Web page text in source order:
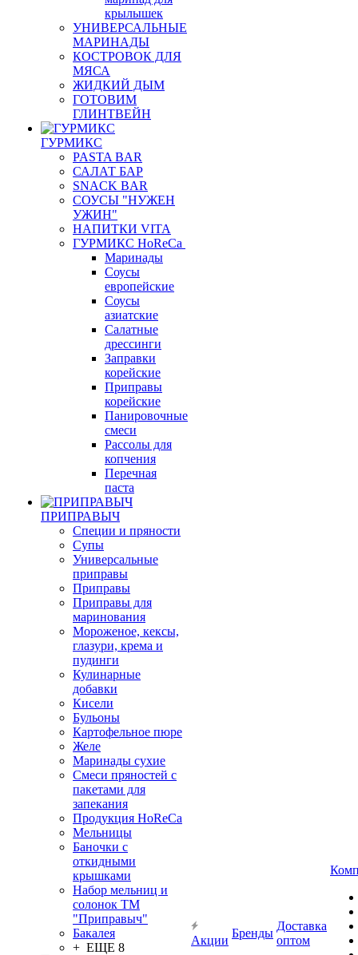
крылышек
УНИВЕРСАЛЬНЫЕ
МАРИНАДЫ
КОСТРОВОК ДЛЯ
МЯСА
ЖИДКИЙ ДЫМ
ГОТОВИМ
ГЛИНТВЕЙН
ГУРМИКС
PASTA BAR
САЛАТ БАР
SNACK BAR
СОУСЫ "НУЖЕН
УЖИН"
НАПИТКИ VITA
ГУРМИКС HoReCa
Маринады
Соусы
европейские
Соуcы
азиатские
Салатные
дрессинги
Заправки
корейские
Приправы
корейские
Панировочные
смеси
Рассолы для
копчения
Перечная
паста
ПРИПРАВЫЧ
Специи и пряности
Супы
Универсальные
приправы
Приправы
Приправы для
маринования
Мороженое, кексы,
глазури, крема и
пудинги
Кулинарные
добавки
Кисели
Бульоны
Картофельное пюре
Желе
Маринады сухие
Смеси пряностей с
пакетами для
запекания
Продукция HoReCa
Мельницы
Баночки с
откидными
крышками
Набор мельниц и
солонок ТМ
"Приправыч"
Бакалея
+ ЕЩЕ 8
Акции
Бренды
Доставка
оптом